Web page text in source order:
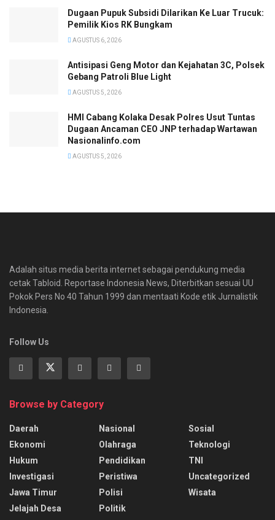
‎Dugaan Pupuk Subsidi Dilarikan Ke Luar Trucuk:
Pemilik Kios RK Bungkam
AGUSTUS 6, 2026
Antisipasi Geng Motor dan Kejahatan 3C, Polsek
Gebang Patroli Blue Light
AGUSTUS 5, 2026
HMI Cabang Kolaka Desak Polres Usut Tuntas
Dugaan Ancaman CEO JNP terhadap Wartawan
Nasionalinfo.com
AGUSTUS 5, 2026
Adalah situs media berita internet sebagai pendukung media
cetak Tabloid. Reportase Indonesia News, Diterbitkan sesuai UU
Pokok Pers No 40 Tahun 1999 dan mentaati Kode etik Jurnalistik
Indonesia.
Follow Us
Browse by Category
Daerah
Ekonomi
Hukum
Investigasi
Jawa Timur
Jelajah Desa
Nasional
Olahraga
Pendidikan
Peristiwa
Polisi
Politik
Sosial
Teknologi
TNI
Uncategorized
Wisata